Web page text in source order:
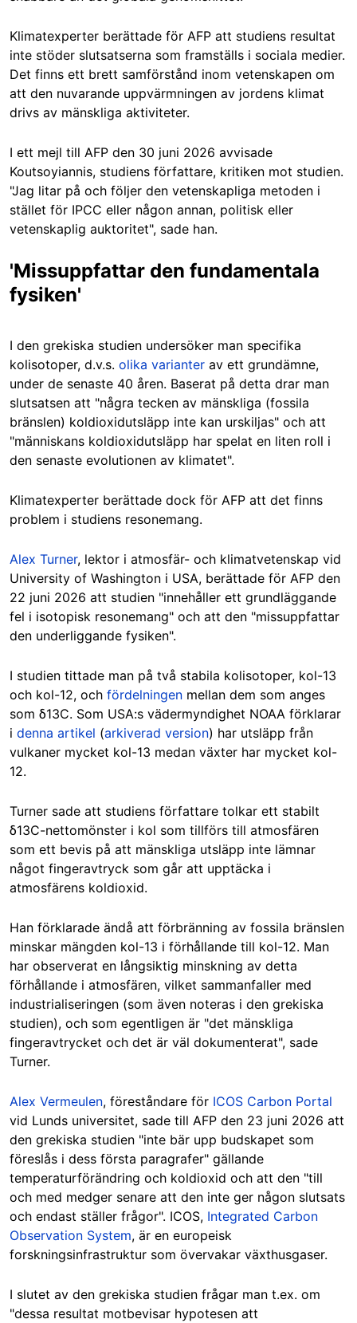
Klimatexperter berättade för AFP att studiens resultat
inte stöder slutsatserna som framställs i sociala medier.
Det finns ett brett samförstånd inom vetenskapen om
att den nuvarande uppvärmningen av jordens klimat
drivs av mänskliga aktiviteter.
I ett mejl till AFP den 30 juni 2026 avvisade
Koutsoyiannis, studiens författare, kritiken mot studien.
"Jag litar på och följer den vetenskapliga metoden i
stället för IPCC eller någon annan, politisk eller
vetenskaplig auktoritet", sade han.
'Missuppfattar den fundamentala
fysiken'
I den grekiska studien undersöker man specifika
kolisotoper, d.v.s. olika varianter av ett grundämne,
under de senaste 40 åren. Baserat på detta drar man
slutsatsen att "några tecken av mänskliga (fossila
bränslen) koldioxidutsläpp inte kan urskiljas" och att
"människans koldioxidutsläpp har spelat en liten roll i
den senaste evolutionen av klimatet".
Klimatexperter berättade dock för AFP att det finns
problem i studiens resonemang.
Alex Turner, lektor i atmosfär- och klimatvetenskap vid
University of Washington i USA, berättade för AFP den
22 juni 2026 att studien "innehåller ett grundläggande
fel i isotopisk resonemang" och att den "missuppfattar
den underliggande fysiken".
I studien tittade man på två stabila kolisotoper, kol-13
och kol-12, och fördelningen mellan dem som anges
som δ13C. Som USA:s vädermyndighet NOAA förklarar
i denna artikel (arkiverad version) har utsläpp från
vulkaner mycket kol-13 medan växter har mycket kol-
12.
Turner sade att studiens författare tolkar ett stabilt
δ13C-nettomönster i kol som tillförs till atmosfären
som ett bevis på att mänskliga utsläpp inte lämnar
något fingeravtryck som går att upptäcka i
atmosfärens koldioxid.
Han förklarade ändå att förbränning av fossila bränslen
minskar mängden kol-13 i förhållande till kol-12. Man
har observerat en långsiktig minskning av detta
förhållande i atmosfären, vilket sammanfaller med
industrialiseringen (som även noteras i den grekiska
studien), och som egentligen är "det mänskliga
fingeravtrycket och det är väl dokumenterat", sade
Turner.
Alex Vermeulen, föreståndare för ICOS Carbon Portal
vid Lunds universitet, sade till AFP den 23 juni 2026 att
den grekiska studien "inte bär upp budskapet som
föreslås i dess första paragrafer" gällande
temperaturförändring och koldioxid och att den "till
och med medger senare att den inte ger någon slutsats
och endast ställer frågor". ICOS, Integrated Carbon
Observation System, är en europeisk
forskningsinfrastruktur som övervakar växthusgaser.
I slutet av den grekiska studien frågar man t.ex. om
"dessa resultat motbevisar hypotesen att